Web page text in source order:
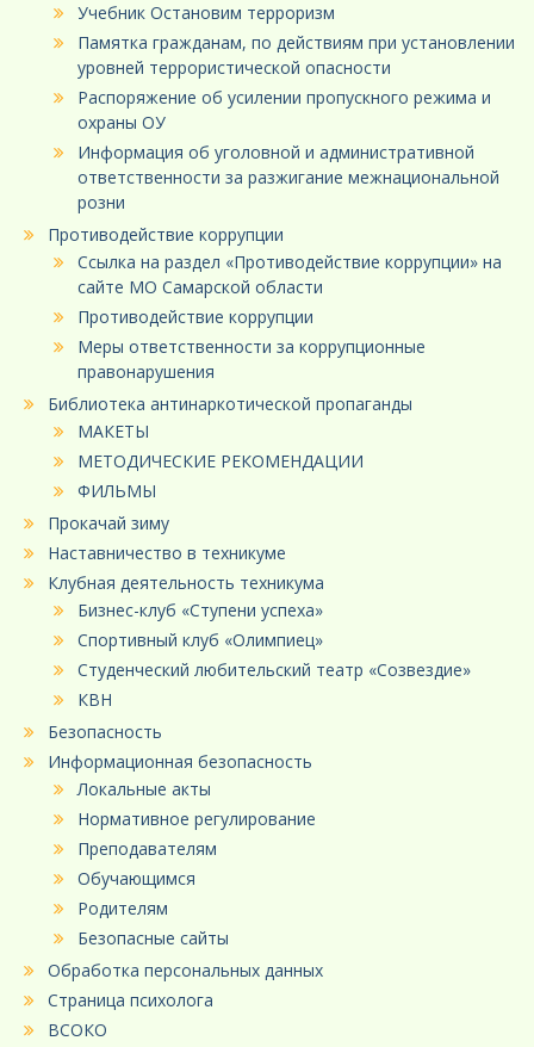
Учебник Остановим терроризм
Памятка гражданам, по действиям при установлении
уровней террористической опасности
Распоряжение об усилении пропускного режима и
охраны ОУ
Информация об уголовной и административной
ответственности за разжигание межнациональной
розни
Противодействие коррупции
Ссылка на раздел «Противодействие коррупции» на
сайте МО Самарской области
Противодействие коррупции
Меры ответственности за коррупционные
правонарушения
Библиотека антинаркотической пропаганды
МАКЕТЫ
МЕТОДИЧЕСКИЕ РЕКОМЕНДАЦИИ
ФИЛЬМЫ
Прокачай зиму
Наставничество в техникуме
Клубная деятельность техникума
Бизнес-клуб «Ступени успеха»
Спортивный клуб «Олимпиец»
Студенческий любительский театр «Созвездие»
КВН
Безопасность
Информационная безопасность
Локальные акты
Нормативное регулирование
Преподавателям
Обучающимся
Родителям
Безопасные сайты
Обработка персональных данных
Страница психолога
ВСОКО